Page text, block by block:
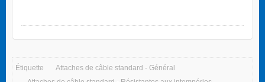
Étiquette
Attaches de câble standard - Général